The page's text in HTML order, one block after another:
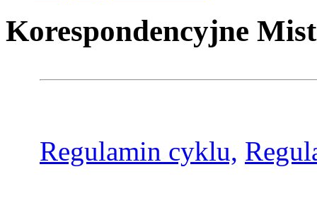
Korespondencyjne
Regulamin cyklu,